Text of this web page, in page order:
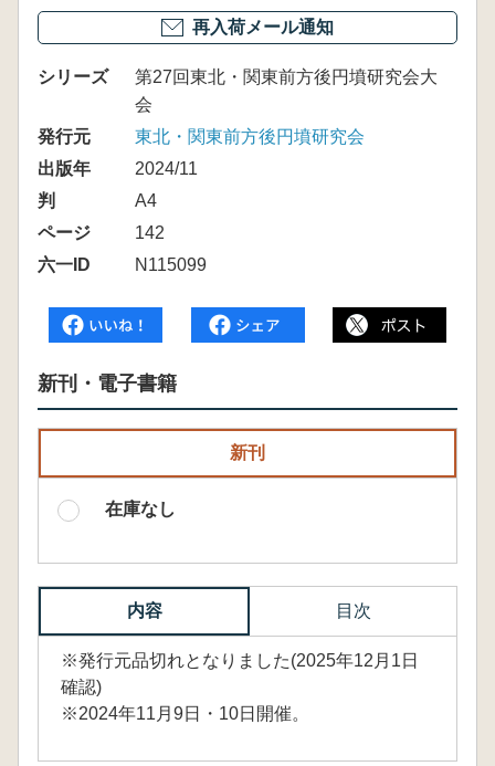
再入荷メール通知
シリーズ
第27回東北・関東前方後円墳研究会大
会
発行元
東北・関東前方後円墳研究会
出版年
2024/11
判
A4
ページ
142
六一ID
N115099
新刊・電子書籍
新刊
在庫なし
内容 目次
※発行元品切れとなりました(2025年12月1日
確認)
※2024年11月9日・10日開催。